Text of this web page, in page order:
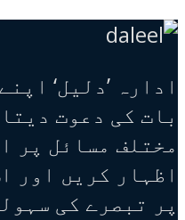
ادارہ ’دلیل‘
بات کی دعوت
مختلف مسائل پر
اظہار کریں اور
پر تبصرے کی